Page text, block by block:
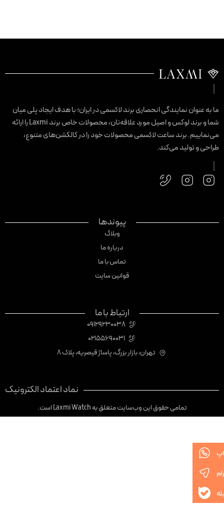
به عنوان نمایندگی انحصاری برند لاکسمی در ایران؛ با هدف ایجاد پلی میان
شما و برند لوکس و اصیل مورد علاقه‌تان، محصولات خاص برند Laxmi را ارائه
برند ساعت لاکسمی محصولات خود را در کالکشن‌های متنوع،
و تولید می‌کند.
پیوندها
وبلاگ
درباره ما
تماس با ما
قوانین سایت
ارتباط با ما
09129230038
02155690031
تهران، بازار بزرگ، پاساژ قیصریه، پلاک 8
نماد اعتماد الکترونیک
تمامی حقوق این وب‌سایت متعلق به Laxmi Watch است.